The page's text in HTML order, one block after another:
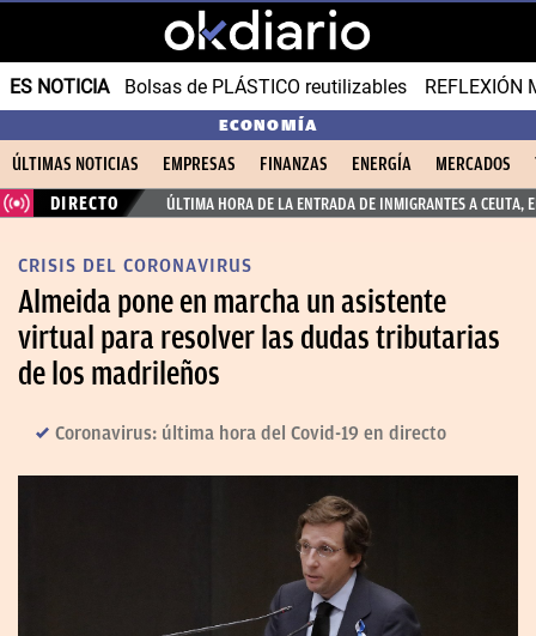
ES NOTICIA Bolsas de PLÁSTICO reutilizables REFLEXIÓN
ECONOMÍA
ÚLTIMAS NOTICIAS EMPRESAS FINANZAS ENERGÍA MERCADOS
DIRECTO
ÚLTIMA HORA DE LA ENTRADA DE INMIGRANTES A CEUTA,
CRISIS DEL CORONAVIRUS
Almeida pone en marcha un asistente
virtual para resolver las dudas tributarias
de los madrileños
Coronavirus: última hora del Covid-19 en directo